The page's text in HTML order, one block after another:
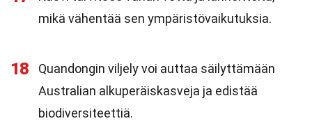
mikä vähentää sen ympäristövaikutuksia.
18
Quandongin viljely voi auttaa säilyttämään
Australian alkuperäiskasveja ja edistää
biodiversiteettiä.